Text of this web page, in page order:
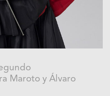
Maroto y Álvaro